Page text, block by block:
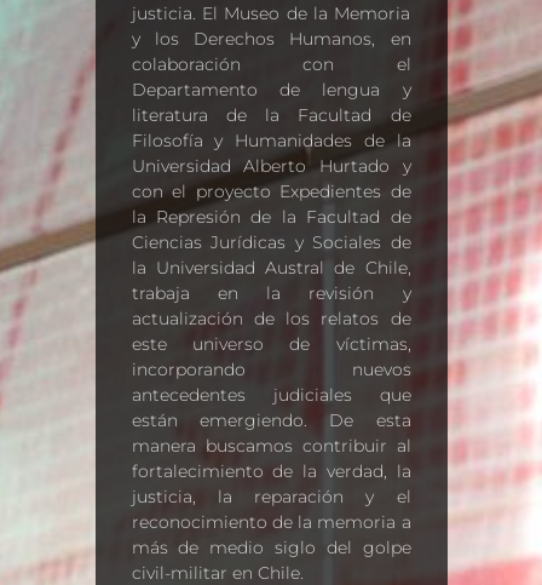
justicia. El Museo de la Memoria
y los Derechos Humanos, en
colaboración con el
Departamento de lengua y
literatura de la Facultad de
Filosofía y Humanidades de la
Universidad Alberto Hurtado y
con el proyecto Expedientes de
la Represión de la Facultad de
Ciencias Jurídicas y Sociales de
la Universidad Austral de Chile,
trabaja en la revisión y
actualización de los relatos de
este universo de víctimas,
incorporando nuevos
antecedentes judiciales que
están emergiendo. De esta
manera buscamos contribuir al
fortalecimiento de la verdad, la
justicia, la reparación y el
reconocimiento de la memoria a
más de medio siglo del golpe
civil-militar en Chile.